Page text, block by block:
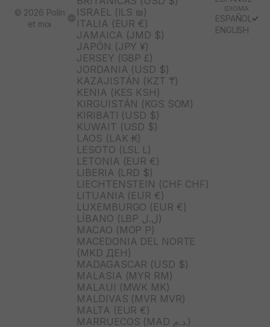
ISRAEL (ILS ₪)
ITALIA (EUR €)
JAMAICA (JMD $)
JAPÓN (JPY ¥)
JERSEY (GBP £)
JORDANIA (USD $)
KAZAJISTÁN (KZT ₸)
KENIA (KES KSH)
KIRGUISTÁN (KGS SOM)
KIRIBATI (USD $)
KUWAIT (USD $)
LAOS (LAK ₭)
LESOTO (LSL L)
LETONIA (EUR €)
LIBERIA (LRD $)
LIECHTENSTEIN (CHF CHF)
LITUANIA (EUR €)
LUXEMBURGO (EUR €)
LÍBANO (LBP ل.ل)
MACAO (MOP P)
MACEDONIA DEL NORTE
(MKD ДЕН)
MADAGASCAR (USD $)
MALASIA (MYR RM)
MALAUI (MWK MK)
MALDIVAS (MVR MVR)
MALTA (EUR €)
MARRUECOS (MAD د.م.)
IDIOMA
ESPAÑOL
ENGLISH
© 2026 Polín
et moi